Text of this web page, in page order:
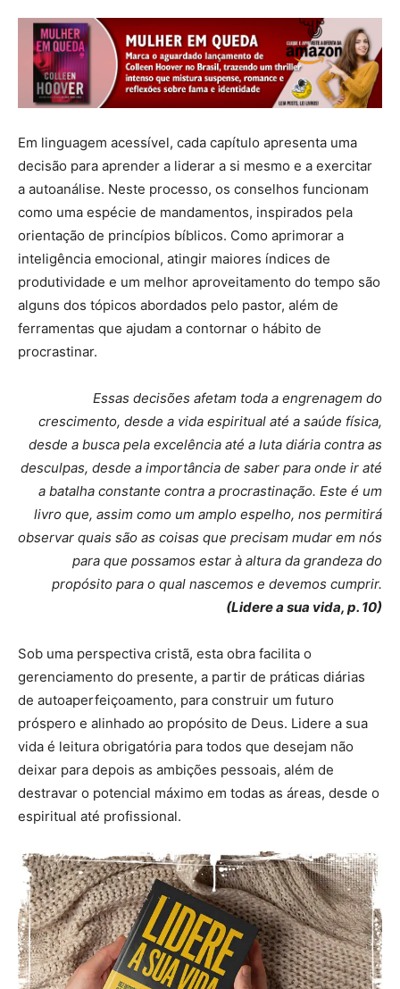
Em linguagem acessível, cada capítulo apresenta uma
decisão para aprender a liderar a si mesmo e a exercitar
a autoanálise. Neste processo, os conselhos funcionam
como uma espécie de mandamentos, inspirados pela
orientação de princípios bíblicos. Como aprimorar a
inteligência emocional, atingir maiores índices de
produtividade e um melhor aproveitamento do tempo são
alguns dos tópicos abordados pelo pastor, além de
ferramentas que ajudam a contornar o hábito de
procrastinar.
Essas decisões afetam toda a engrenagem do
crescimento, desde a vida espiritual até a saúde física,
desde a busca pela excelência até a luta diária contra as
desculpas, desde a importância de saber para onde ir até
a batalha constante contra a procrastinação. Este é um
livro que, assim como um amplo espelho, nos permitirá
observar quais são as coisas que precisam mudar em nós
para que possamos estar à altura da grandeza do
propósito para o qual nascemos e devemos cumprir.
(Lidere a sua vida, p. 10)
Sob uma perspectiva cristã, esta obra facilita o
gerenciamento do presente, a partir de práticas diárias
de autoaperfeiçoamento, para construir um futuro
próspero e alinhado ao propósito de Deus. Lidere a sua
vida é leitura obrigatória para todos que desejam não
deixar para depois as ambições pessoais, além de
destravar o potencial máximo em todas as áreas, desde o
espiritual até profissional.